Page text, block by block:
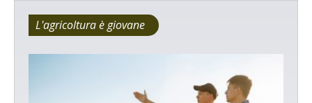
L'agricoltura è giovane